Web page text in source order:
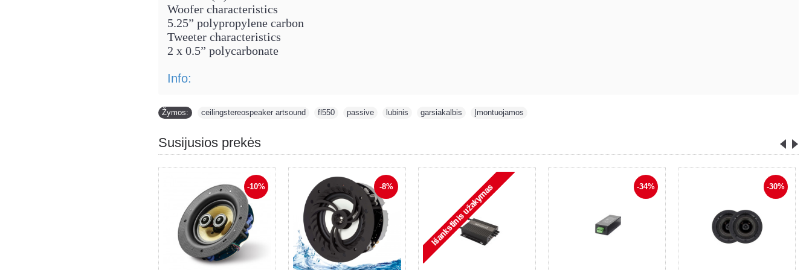
Woofer characteristics
5.25” polypropylene carbon
Tweeter characteristics
2 x 0.5” polycarbonate
Info:
Žymos: ceilingstereospeaker artsound fl550 passive lubinis garsiakalbis Įmontuojamos
Susijusios prekės
-10% -8% -34% -30%